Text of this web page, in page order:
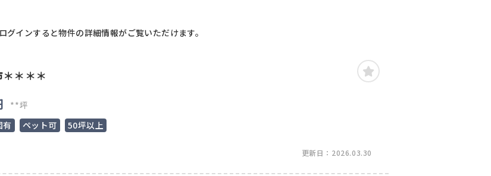
インすると物件の詳細情報がご覧いただけます。
＊＊＊
**坪
有 ペット可 50坪以上
更新日：2026.03.30